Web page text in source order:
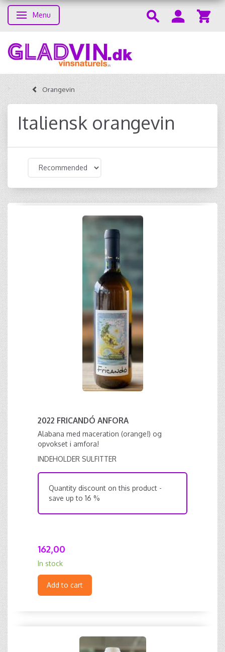
Toggle navigation
Menu
Orangevin
Italiensk orangevin
2022 FRICANDÓ ANFORA
Alabana med maceration (orange!) og
opvokset i amfora!
INDEHOLDER SULFITTER
Quantity discount on this product -
save up to 16 %
162,00
In stock
Add to cart